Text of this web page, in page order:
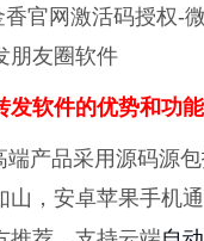
香官网激活码授权-
朋友圈软件
发软件的优势和功能
端产品采用源码源
山，安卓苹果手机